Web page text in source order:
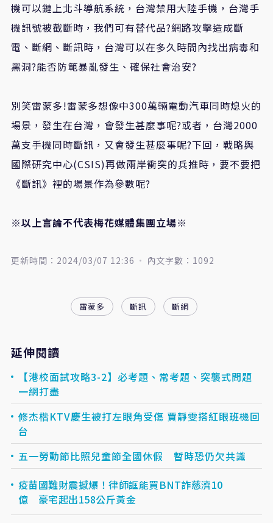
機可以鏈上北斗導航系統，台灣禁用大陸手機，台灣手
機訊號被截斷時，我們可有替代品?網路攻擊造成斷
電、斷網、斷訊時，台灣可以在多久時間內找出病毒和
黑洞?能否防範暴亂發生、確保社會治安?
別笑雷蒙多!雷蒙多想像中300萬輛電動汽車同時熄火的
場景，發生在台灣，會發生甚麼事呢?或者，台灣2000
萬支手機同時斷訊，又會發生甚麼事呢?下回，戰略與
國際研究中心(CSIS)再做兩岸衝突的兵推時，要不要把
《斷訊》裡的場景作為參數呢?
※以上言論不代表梅花媒體集團立場※
更新時間：2024/03/07 12:36 內文字數：1092
雷蒙多 斷訊 斷網
延伸閱讀
【港校面試攻略3-2】必考題、常考題、突襲式問題
一網打盡
修杰楷KTV慶生被打左眼角受傷 賈靜雯搭紅眼班機回
台
五一勞動節比照兒童節全國休假 暫時恐仍欠共識
疫苗國難財震撼爆！律師誆能買BNT詐慈濟10
億 豪宅起出158公斤黃金